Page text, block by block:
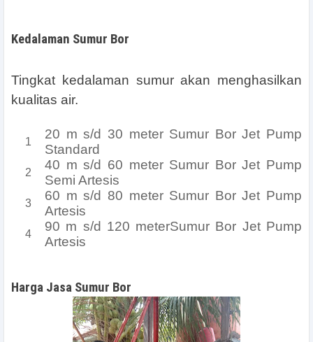
Kedalaman Sumur Bor
Tingkat kedalaman sumur akan menghasilkan
kualitas air.
20 m s/d 30 meter Sumur Bor Jet Pump
Standard
40 m s/d 60 meter Sumur Bor Jet Pump
Semi Artesis
60 m s/d 80 meter Sumur Bor Jet Pump
Artesis
90 m s/d 120 meterSumur Bor Jet Pump
Artesis
Harga Jasa Sumur Bor